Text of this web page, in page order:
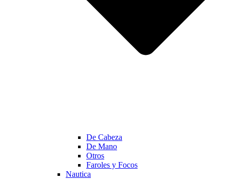
De Cabeza
De Mano
Otros
Faroles y Focos
Nautica